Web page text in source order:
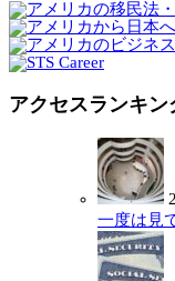
アクセスランキン
一度は見